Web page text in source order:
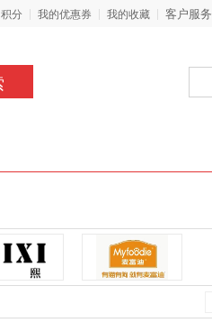
分 我的优惠券 我的收藏 客户服务